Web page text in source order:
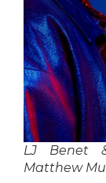
LJ Benet
Matthew